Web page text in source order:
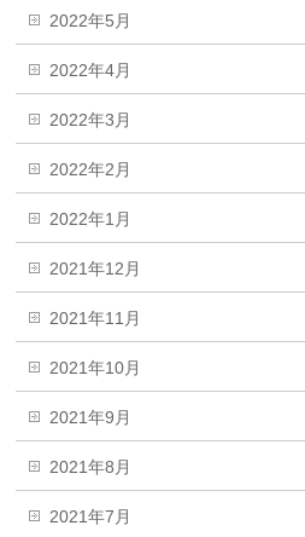
2022年5月
2022年4月
2022年3月
2022年2月
2022年1月
2021年12月
2021年11月
2021年10月
2021年9月
2021年8月
2021年7月